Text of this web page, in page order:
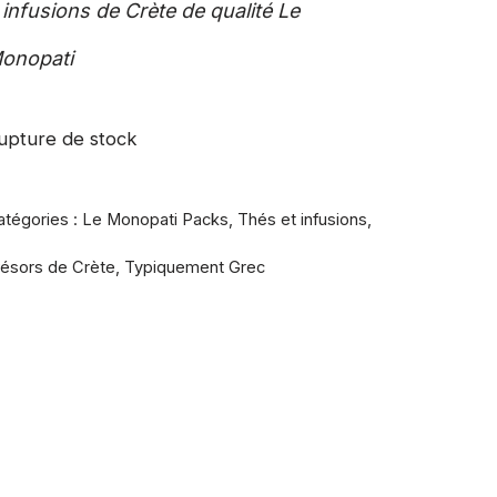
infusions de Crète de qualité Le
de stock
: Le Monopati Packs, Thés et infusions,
de Crète, Typiquement Grec